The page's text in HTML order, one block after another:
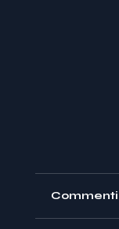
Commenti